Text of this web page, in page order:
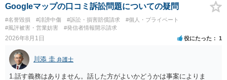
者のところに、意見照会がなされます。アカウント情報開示の場合
は、アカウントの登録メールに意見照会がなされます。 また、された
場合賠償金はいくらでしょうか。 →ケースバイケースであり、数万円
から１００万単位まで様々でしょう。裁判外であれば交渉して相手方
Googleマップの口コミ訴訟問題についての疑問
#名誉毀損 #誹謗中傷 #訴訟・損害賠償請求
#個人・プライベート
#風評被害・営業妨害
#発信者情報開示請求
2026年8月1日 役にたった 1
川添 圭 弁護士
1.話す義務はありません。話した方がよいかどうかは事案によりま